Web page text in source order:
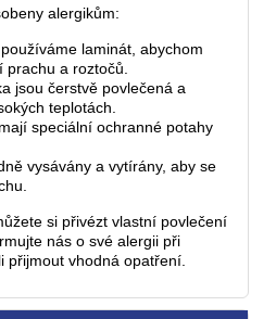
alergikům:
laminát, abychom
a roztočů.
jsou čerstvě povlečená a
teplotách.
speciální ochranné potahy
vysávány a vytírány, aby se
si přivézt vlastní povlečení
nás o své alergii při
přijmout vhodná opatření.